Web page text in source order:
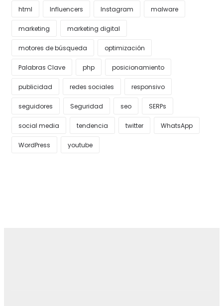
html Influencers Instagram malware
marketing marketing digital
motores de búsqueda optimización
Palabras Clave php posicionamiento
publicidad redes sociales responsivo
seguidores Seguridad seo SERPs
social media tendencia twitter WhatsApp
WordPress youtube